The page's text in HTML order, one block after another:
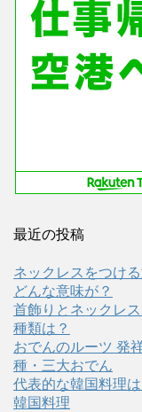
最近の投稿
ネックレスをつけ
どんな意味が？
首飾りとネックレ
種類は？
おでんのルーツ 発
種・三大おでん
代表的な韓国料理
韓国料理